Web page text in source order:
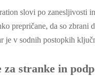
slovi po zanesljivosti
prepričane, da so zbrani
je v sodnih postopkih
za stranke in